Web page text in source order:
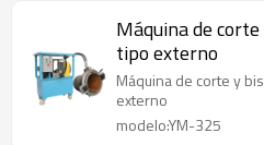
Máquina de
tipo externo
Máquina de corte y
externo
modelo:YM-325